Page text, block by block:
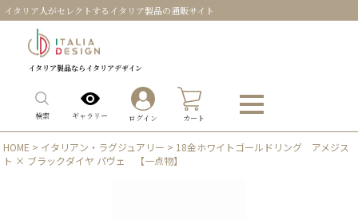
イタリア人がセレクトするイタリア製品の通販サイト
イタリア製品ならイタリアデザイン
検索 ギャラリー ログイン カート
HOME > イタリアン・ラグジュアリー > 18金ホワイトゴールドリング アメジス
ト × ブラックダイヤ パヴェ 【一点物】